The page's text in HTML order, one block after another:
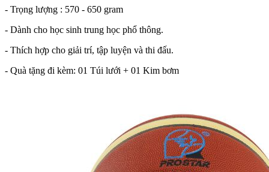
- Trọng lượng : 570 - 650 gram
- Dành cho học sinh trung học phổ thông.
- Thích hợp cho giải trí, tập luyện và thi đấu.
- Quà tặng đi kèm: 01 Túi lưới + 01 Kim bơm